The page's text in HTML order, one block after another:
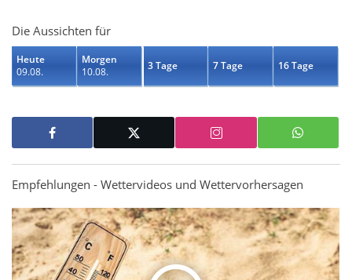
Die Aussichten für
Heute
09.08.
Morgen
10.08.
3 Tage 7 Tage 16 Tage
Empfehlungen - Wettervideos und Wettervorhersagen